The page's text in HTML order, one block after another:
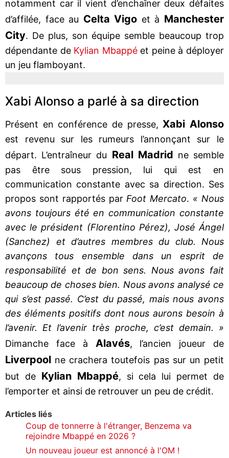
notamment car il vient d’enchaîner deux défaites
d’affilée, face au Celta Vigo et à Manchester
City. De plus, son équipe semble beaucoup trop
dépendante de Kylian Mbappéet peine à déployer
un jeu flamboyant.
Xabi Alonso a parlé à sa direction
Présent en conférence de presse,Xabi Alonso
est revenu sur les rumeurs l’annonçant sur le
départ. L’entraîneur du Real Madrid ne semble
pas être sous pression, lui qui est en
communication constante avec sa direction. Ses
propos sont rapportés par Foot Mercato. « Nous
avons toujours été en communication constante
avec le président (Florentino Pérez), José Ángel
(Sanchez) et d’autres membres du club. Nous
avançons tous ensemble dans un esprit de
responsabilité et de bon sens. Nous avons fait
beaucoup de choses bien. Nous avons analysé ce
qui s’est passé. C’est du passé, mais nous avons
des éléments positifs dont nous aurons besoin à
l’avenir. Et l’avenir très proche, c’est demain. »
Dimanche face à Alavés, l’ancien joueur de
Liverpool ne crachera toutefois pas sur un petit
but de Kylian Mbappé, si cela lui permet de
l’emporter et ainsi de retrouver un peu de crédit.
Articles liés
Coup de tonnerre à l'étranger, Benzema va
rejoindre Mbappé en 2026 ?
Un nouveau joueur est annoncé à l'OM !